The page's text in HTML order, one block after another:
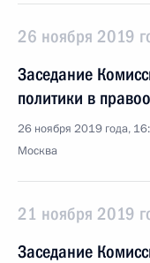
26 ноября 2019
Заседание
политики в
26 ноября 2019 года,
Москва
21 ноября 2019
Заседание